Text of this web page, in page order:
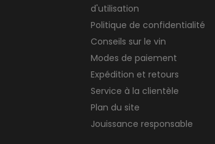
d'utilisation
Politique de confidentialité
Conseils sur le vin
Modes de paiement
Expédition et retours
Service à la clientèle
Plan du site
Jouissance responsable